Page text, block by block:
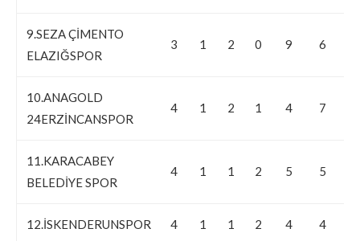
9.SEZA ÇİMENTO
ELAZIĞSPOR
3 1 2 0 9 6
10.ANAGOLD
24ERZİNCANSPOR
4 1 2 1 4 7
11.KARACABEY
BELEDİYE SPOR
4 1 1 2 5 5
12.İSKENDERUNSPOR 4 1 1 2 4 4